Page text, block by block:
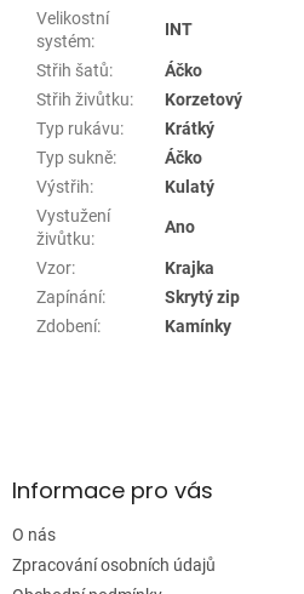
Velikostní
systém:
INT
Střih šatů:
Áčko
Střih živůtku:
Korzetový
Typ rukávu:
Krátký
Typ sukně:
Áčko
Výstřih:
Kulatý
Vystužení
živůtku:
Ano
Vzor:
Krajka
Zapínání:
Skrytý zip
Zdobení: Kamínky
aInformace pro vás
O nás
Zpracování osobních údajů